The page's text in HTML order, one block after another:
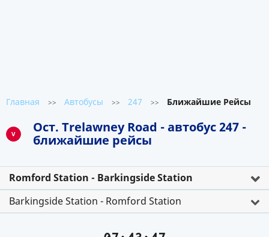
Главная >> Автобусы >> 247 >> Ближайшие Рейсы
V
Ост. Trelawney Road - автобус 247 -
ближайшие рейсы
Romford Station - Barkingside Station
Barkingside Station - Romford Station